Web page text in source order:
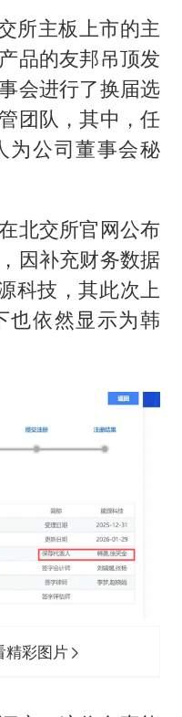
所主板上市的主
品的友邦吊顶发
会进行了换届选
团队，其中，任
为公司董事会秘
北交所官网公布
因补充财务数据
科技，其此次上
也依然显示为韩
精彩图片